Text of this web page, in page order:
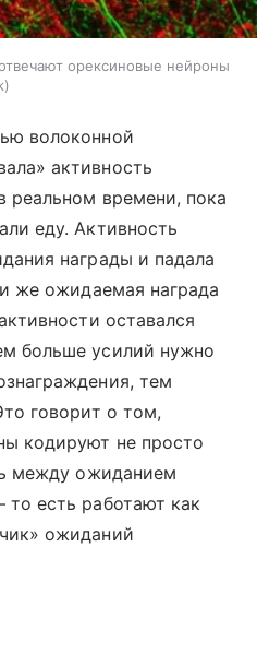
орексиновые нейроны
волоконной
активность
реальном времени, пока
еду. Активность
награды и падала
же ожидаемая награда
оставался
больше усилий нужно
тем
говорит о том,
кодируют не просто
между ожиданием
есть работают как
ожиданий